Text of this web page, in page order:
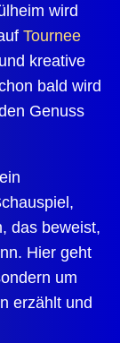
wird
Tournee
kreative
bald wird
Genuss
das beweist,
Hier geht
um
erzählt und